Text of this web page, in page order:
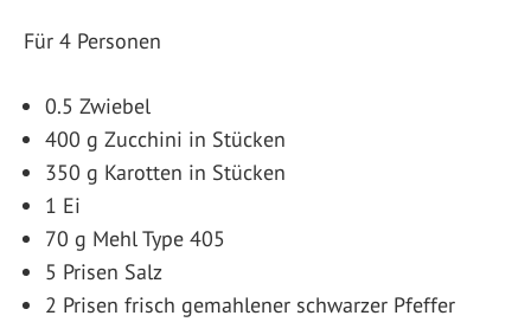
Für 4 Personen
0.5 Zwiebel
400 g Zucchini in Stücken
350 g Karotten in Stücken
1 Ei
70 g Mehl Type 405
5 Prisen Salz
2 Prisen frisch gemahlener schwarzer Pfeffer